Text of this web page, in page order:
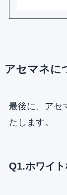
アセマネに
最後に、アセ
たします。
Q1.ホワイ